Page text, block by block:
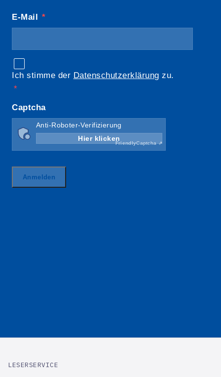
LESERSERVICE